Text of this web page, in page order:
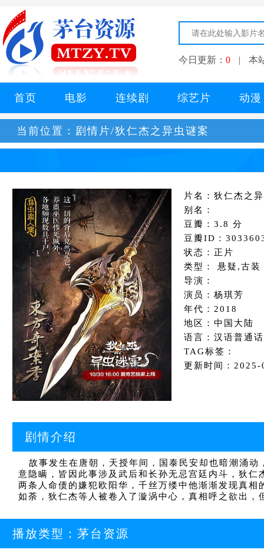
今日更新： 0 | 本
首页 电影 连续剧 综艺片 动漫
当前位置： 剧情片/狄仁杰之异虫谜案
片名：狄仁杰之
别名：
豆瓣：3.8 分
豆瓣ID：
状态：正片
类型： 悬疑,古装
导演：
演员：杨琪芳
年代：2018
地区：中国大陆
语言：汉语普通话
TAG标签：
更新时间：
剧情介绍
故事发生在唐朝，天授年间，国泰民安却也暗潮涌动
意隐瞒，皆因此事涉及武后和长孙无忌宫廷内斗，狄
两条人命债的嫌犯欧阳华，千丝万缕中他渐渐发现真
如荼，狄仁杰等人被卷入了漩涡中心，真相呼之欲出
播放类型： 茅台资源